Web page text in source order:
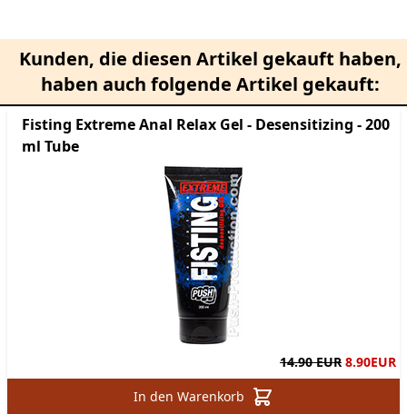
Kunden, die diesen Artikel gekauft haben,
haben auch folgende Artikel gekauft:
Fisting Extreme Anal Relax Gel - Desensitizing - 200
ml Tube
14.90 EUR 8.90EUR
In den Warenkorb